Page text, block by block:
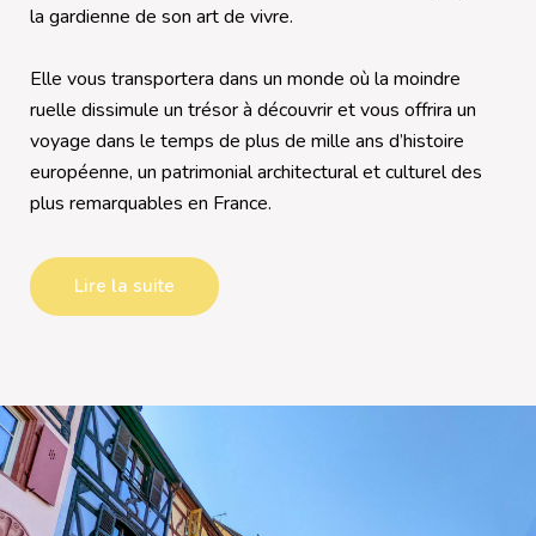
la gardienne de son art de vivre.
Elle vous transportera dans un monde où la moindre
ruelle dissimule un trésor à découvrir et vous offrira un
voyage dans le temps de plus de mille ans d’histoire
européenne, un patrimonial architectural et culturel des
plus remarquables en France.
Lire la suite